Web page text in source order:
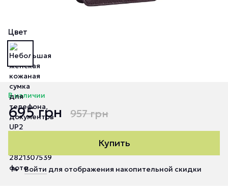
Цвет
В наличии
695 грн 957 грн
Купить
% Войти для отображения накопительной скидки